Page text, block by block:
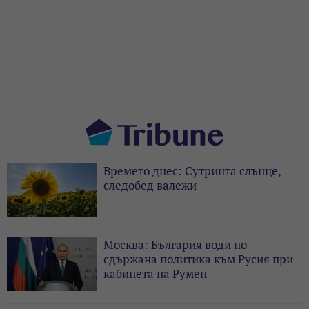
Времето днес: Сутринта слънце,
следобед валежи
Москва: България води по-
сдържана политика към Русия при
кабинета на Румен